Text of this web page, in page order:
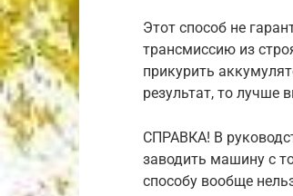
Этот способ не
трансмиссию из
прикурить
результат, то лучше
СПРАВКА! В
заводить машину с
способу вообще